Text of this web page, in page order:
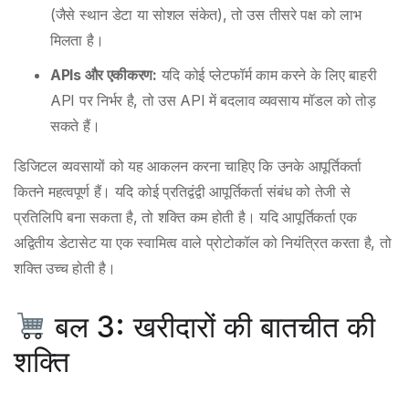
(जैसे स्थान डेटा या सोशल संकेत), तो उस तीसरे पक्ष को लाभ
मिलता है।
APIs और एकीकरण: यदि कोई प्लेटफॉर्म काम करने के लिए बाहरी
API पर निर्भर है, तो उस API में बदलाव व्यवसाय मॉडल को तोड़
सकते हैं।
डिजिटल व्यवसायों को यह आकलन करना चाहिए कि उनके आपूर्तिकर्ता
कितने महत्वपूर्ण हैं। यदि कोई प्रतिद्वंद्वी आपूर्तिकर्ता संबंध को तेजी से
प्रतिलिपि बना सकता है, तो शक्ति कम होती है। यदि आपूर्तिकर्ता एक
अद्वितीय डेटासेट या एक स्वामित्व वाले प्रोटोकॉल को नियंत्रित करता है, तो
शक्ति उच्च होती है।
बल 3: खरीदारों की बातचीत की
शक्ति